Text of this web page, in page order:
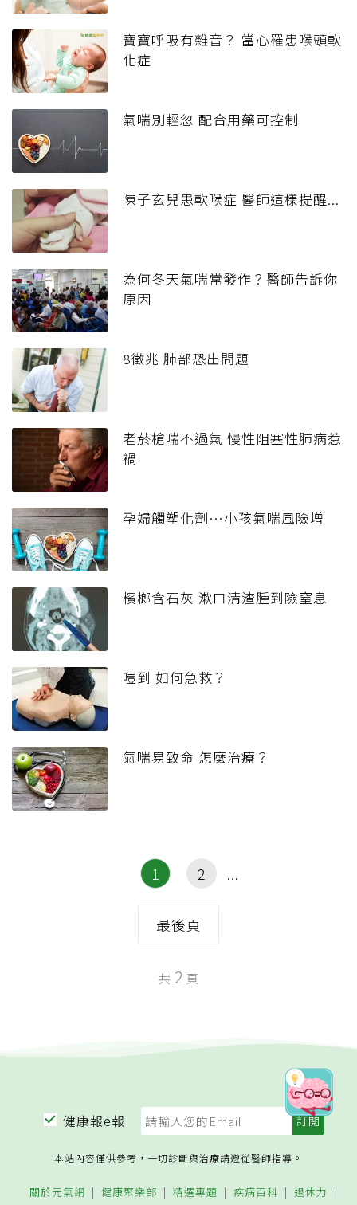
寶寶呼吸有雜音？ 當心罹患喉頭軟
化症
氣喘別輕忽 配合用藥可控制
陳子玄兒患軟喉症 醫師這樣提醒...
為何冬天氣喘常發作？醫師告訴你
原因
8徵兆 肺部恐出問題
老菸槍喘不過氣 慢性阻塞性肺病惹
禍
孕婦觸塑化劑…小孩氣喘風險增
檳榔含石灰 漱口清渣腫到險窒息
噎到 如何急救？
氣喘易致命 怎麼治療？
1 2
最後頁
共 2 頁
健康報e報
本站內容僅供參考，一切診斷與治療請遵從醫師指導。
關於元氣網 健康聚樂部 精選專題 疾病百科 退休力